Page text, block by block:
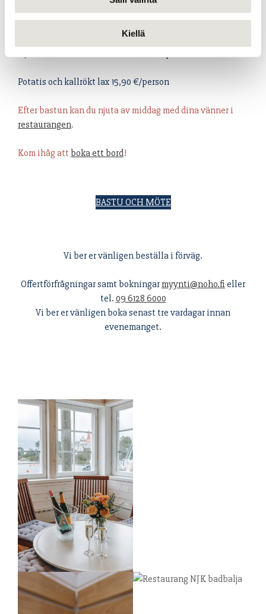
Kiellä
Potatis och kallrökt lax 15,90 €/person
Efter bastun kan du njuta av middag med dina vänner i
restaurangen.
Kom ihåg att boka ett bord!
BASTU OCH MÖTE
Vi ber er vänligen beställa i förväg.
Offertförfrågningar samt bokningarmyynti@noho.fi eller
tel. 09 6128 6000
Vi ber er vänligen boka senast tre vardagar innan
evenemanget.